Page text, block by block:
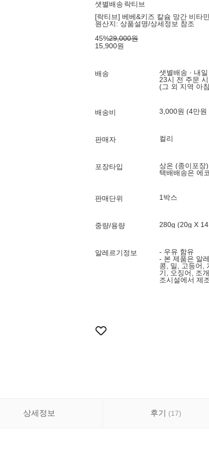
샛별배송 락티브
[락티브] 베베&키즈 칼슘 망간 비타
원산지: 상품설명/상세정보 참조
45%29,000원
15,900원
배송
샛별배송 · 내
23시 전 주문
(그 외 지역 아
배송비 3,000원 (4만원
판매자 컬리
포장타입
상온 (종이포장)
택배배송은 에
판매단위 1박스
중량/용량 280g (20g X
알레르기정보
- 우유 함유
- 본 제품은 알
콩, 밀, 고등어,
기, 오징어, 조
조시설에서 제
상세정보 후기 (17)